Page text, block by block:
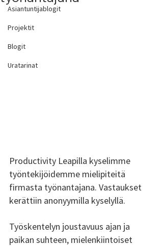
Asiantuntijablogit
Projektit
Blogit
Uratarinat
Productivity Leapilla kyselimme
työntekijöidemme mielipiteitä
firmasta työnantajana. Vastaukset
kerättiin anonyymilla kyselyllä.
Työskentelyn joustavuus ajan ja
paikan suhteen, mielenkiintoiset